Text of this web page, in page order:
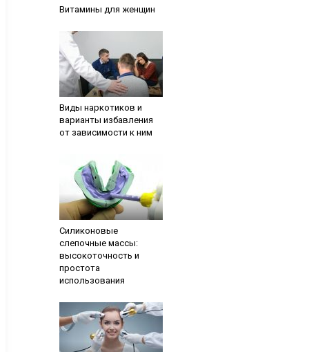
Витамины для женщин
Виды наркотиков и
варианты избавления
от зависимости к ним
Силиконовые
слепочные массы:
высокоточность и
простота
использования